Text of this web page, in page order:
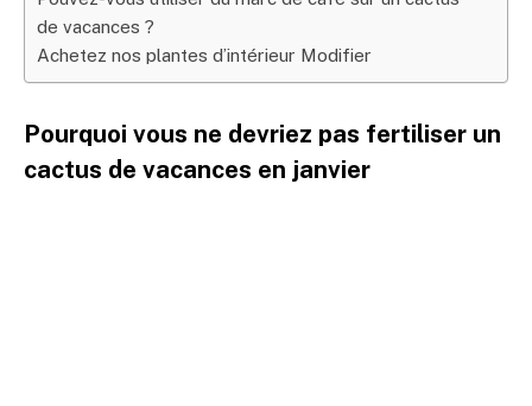
de vacances ?
Achetez nos plantes d’intérieur Modifier
Pourquoi vous ne devriez pas fertiliser un
cactus de vacances en janvier